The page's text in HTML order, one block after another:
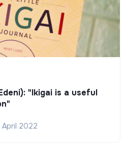
"Ikigai is a useful
April 2022